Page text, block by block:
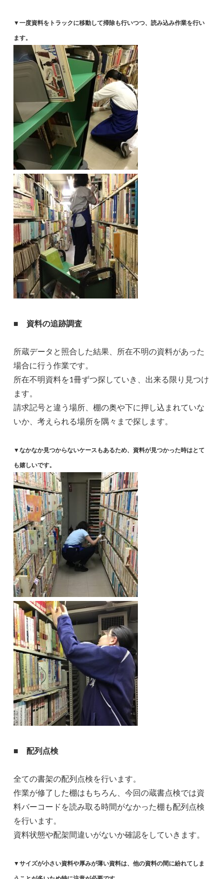
▼一度資料をトラックに移動して掃除も行いつつ、読み込み作業を行い
ます。
■ 資料の追跡調査
所蔵データと照合した結果、所在不明の資料があった
場合に行う作業です。
所在不明資料を1冊ずつ探していき、出来る限り見つけ
ます。
請求記号と違う場所、棚の奥や下に押し込まれていな
いか、考えられる場所を隅々まで探します。
▼なかなか見つからないケースもあるため、資料が見つかった時はとて
も嬉しいです。
■ 配列点検
全ての書架の配列点検を行います。
作業が修了した棚はもちろん、今回の蔵書点検では資
料バーコードを読み取る時間がなかった棚も配列点検
を行います。
資料状態や配架間違いがないか確認をしていきます。
▼サイズが小さい資料や厚みが薄い資料は、他の資料の間に紛れてしま